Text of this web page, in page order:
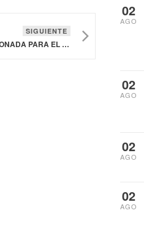
SIGUIENTE
TATE & LYLE PRESELECCIONADA PARA EL PREMIO MUNDIAL A LA INNOVACIÓN ALIMENTARIA
02
AGO
02
AGO
02
AGO
02
AGO